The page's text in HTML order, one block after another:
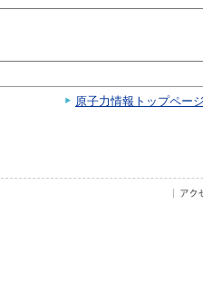
原子力情報トップペー